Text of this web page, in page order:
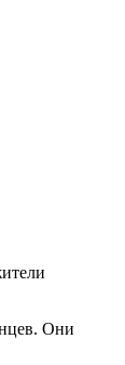
Они